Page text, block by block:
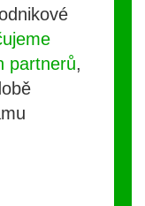
partnerů,